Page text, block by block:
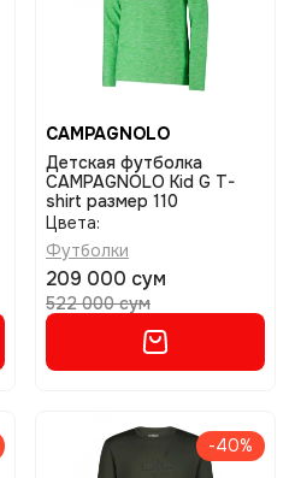
CAMPAGNOLO
Детская футболка
CAMPAGNOLO Kid G T-
shirt размер 110
Цвета:
Футболки
209 000 сум
522 000 сум
-40%